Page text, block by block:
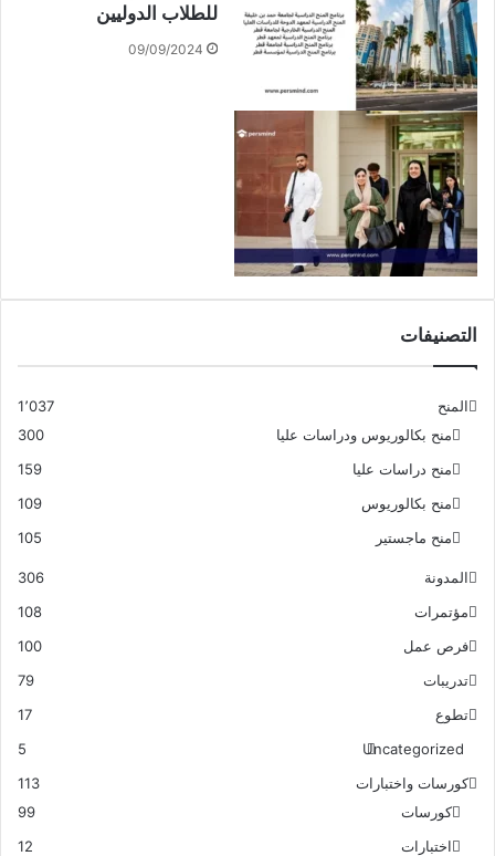
للطلاب الدوليين
09/09/2024
التصنيفات
المنح
1٬037
منح بكالوريوس ودراسات عليا
300
منح دراسات عليا
159
منح بكالوريوس
109
منح ماجستير
105
المدونة
306
مؤتمرات
108
فرص عمل
100
تدريبات
79
تطوع
17
Uncategorized
5
كورسات واختبارات
113
كورسات
99
اختبارات
12